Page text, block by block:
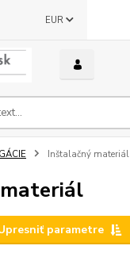
EUR
Inštalačný materiál
parametre